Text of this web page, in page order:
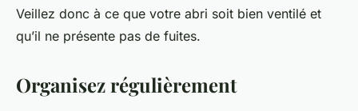
Veillez donc à ce que votre abri soit bien ventilé et
qu’il ne présente pas de fuites.
Organisez régulièrement